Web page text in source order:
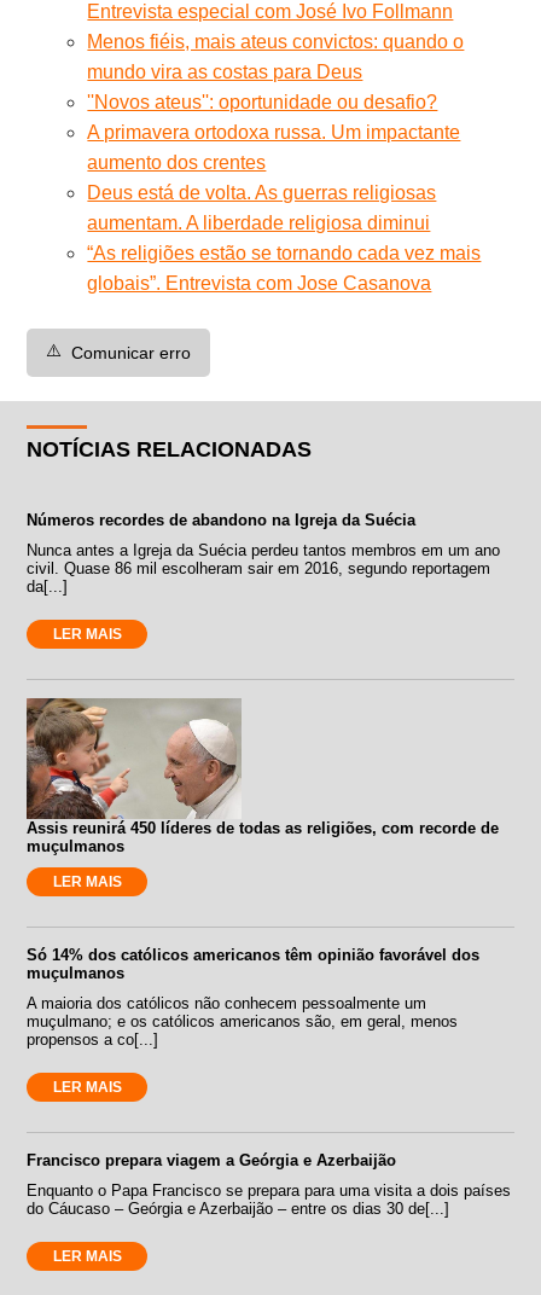
Entrevista especial com José Ivo Follmann
Menos fiéis, mais ateus convictos: quando o
mundo vira as costas para Deus
''Novos ateus'': oportunidade ou desafio?
A primavera ortodoxa russa. Um impactante
aumento dos crentes
Deus está de volta. As guerras religiosas
aumentam. A liberdade religiosa diminui
“As religiões estão se tornando cada vez mais
globais”. Entrevista com Jose Casanova
⚠️ Comunicar erro
NOTÍCIAS RELACIONADAS
Números recordes de abandono na Igreja da Suécia
Nunca antes a Igreja da Suécia perdeu tantos membros em um ano
civil. Quase 86 mil escolheram sair em 2016, segundo reportagem
da[...]
LER MAIS
Assis reunirá 450 líderes de todas as religiões, com recorde de
muçulmanos
LER MAIS
Só 14% dos católicos americanos têm opinião favorável dos
muçulmanos
A maioria dos católicos não conhecem pessoalmente um
muçulmano; e os católicos americanos são, em geral, menos
propensos a co[...]
LER MAIS
Francisco prepara viagem a Geórgia e Azerbaijão
Enquanto o Papa Francisco se prepara para uma visita a dois países
do Cáucaso – Geórgia e Azerbaijão – entre os dias 30 de[...]
LER MAIS